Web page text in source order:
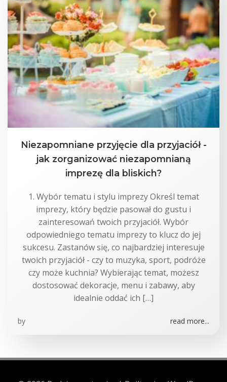
Niezapomniane przyjęcie dla przyjaciół -
jak zorganizować niezapomnianą
imprezę dla bliskich?
1. Wybór tematu i stylu imprezy Określ temat
imprezy, który będzie pasował do gustu i
zainteresowań twoich przyjaciół. Wybór
odpowiedniego tematu imprezy to klucz do jej
sukcesu. Zastanów się, co najbardziej interesuje
twoich przyjaciół - czy to muzyka, sport, podróże
czy może kuchnia? Wybierając temat, możesz
dostosować dekoracje, menu i zabawy, aby
idealnie oddać ich […]
by read more...